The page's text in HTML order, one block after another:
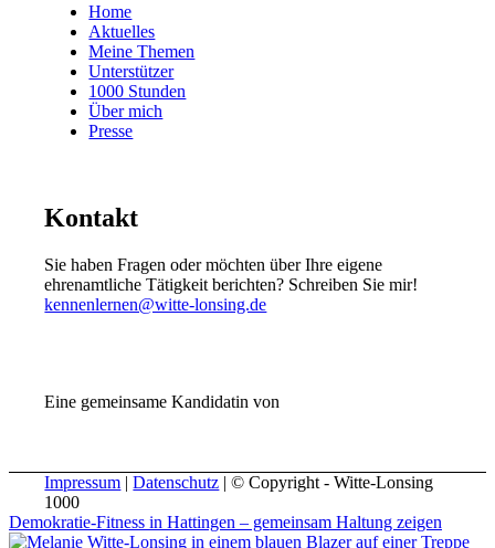
Home
Aktuelles
Meine Themen
Unterstützer
1000 Stunden
Über mich
Presse
Kontakt
Sie haben Fragen oder möchten über Ihre eigene
ehrenamtliche Tätigkeit berichten? Schreiben Sie mir!
kennenlernen@witte-lonsing.de
Eine gemeinsame Kandidatin von
Impressum |Datenschutz | © Copyright - Witte-Lonsing
1000
Demokratie-Fitness in Hattingen – gemeinsam Haltung zeigen